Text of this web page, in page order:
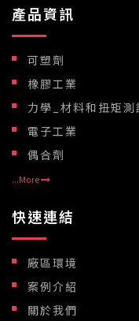
產品資訊
可塑劑
橡膠工業
力學_材料和扭矩測
電子工業
偶合劑
...More
快速連結
廠區環境
案例介紹
關於我們